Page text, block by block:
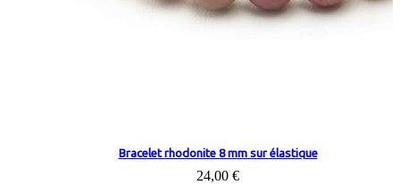
Bracelet rhodonite 8 mm sur élastique
24,00 €